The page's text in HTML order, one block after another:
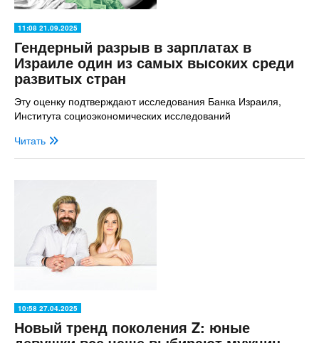
11:08 21.09.2025
Гендерный разрыв в зарплатах в
Израиле один из самых высоких среди
развитых стран
Эту оценку подтверждают исследования Банка Израиля,
Института социоэкономических исследований
Читать
10:58 27.04.2025
Новый тренд поколения Z: юные